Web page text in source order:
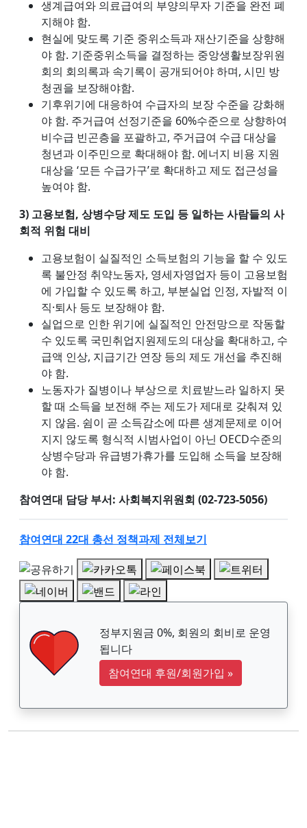
생계급여와 의료급여의 부양의무자 기준을 완전 폐
지해야 함.
현실에 맞도록 기준 중위소득과 재산기준을 상향해
야 함. 기준중위소득을 결정하는 중앙생활보장위원
회의 회의록과 속기록이 공개되어야 하며, 시민 방
청권을 보장해야함.
기후위기에 대응하여 수급자의 보장 수준을 강화해
야 함. 주거급여 선정기준을 60%수준으로 상향하여
비수급 빈곤층을 포괄하고, 주거급여 수급 대상을
청년과 이주민으로 확대해야 함. 에너지 비용 지원
대상을 ‘모든 수급가구’로 확대하고 제도 접근성을
높여야 함.
3) 고용보험, 상병수당 제도 도입 등 일하는 사람들의 사
회적 위험 대비
고용보험이 실질적인 소득보험의 기능을 할 수 있도
록 불안정 취약노동자, 영세자영업자 등이 고용보험
에 가입할 수 있도록 하고, 부분실업 인정, 자발적 이
직·퇴사 등도 보장해야 함.
실업으로 인한 위기에 실질적인 안전망으로 작동할
수 있도록 국민취업지원제도의 대상을 확대하고, 수
급액 인상, 지급기간 연장 등의 제도 개선을 추진해
야 함.
노동자가 질병이나 부상으로 치료받느라 일하지 못
할 때 소득을 보전해 주는 제도가 제대로 갖춰져 있
지 않음. 쉼이 곧 소득감소에 따른 생계문제로 이어
지지 않도록 형식적 시범사업이 아닌 OECD수준의
상병수당과 유급병가휴가를 도입해 소득을 보장해
야 함.
참여연대 담당 부서: 사회복지위원회 (02-723-5056)
참여연대 22대 총선 정책과제 전체보기
정부지원금 0%, 회원의 회비로 운영
됩니다
참여연대 후원/회원가입 »